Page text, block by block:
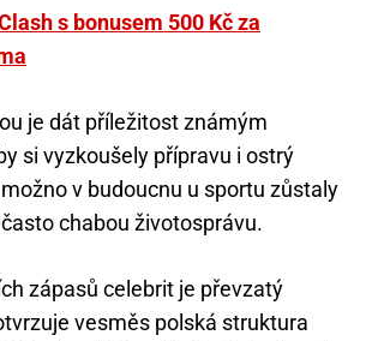
s bonusem 500 Kč za
je dát příležitost známým
si vyzkoušely přípravu i ostrý
v budoucnu u sportu zůstaly
chabou životosprávu.
zápasů celebrit je převzatý
vesměs polská struktura